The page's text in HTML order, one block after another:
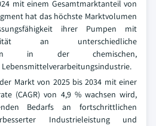
mit einem Gesamtmarktanteil von
hat das höchste Marktvolumen
ihrer Pumpen mit
an unterschiedliche
in der chemischen,
Markt von 2025 bis 2034 mit einer
(CAGR) von 4,9 % wachsen wird,
Bedarfs an fortschrittlichen
Industrieleistung und